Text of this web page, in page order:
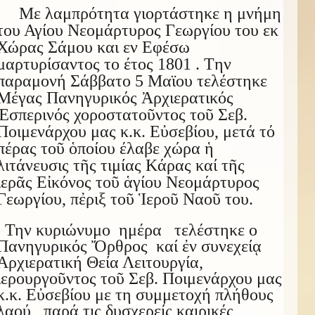
Με λαμπρότητα γιορτάστηκε η μνήμη
Αγίου Νεομάρτυρος Γεωργίου του εκ
Σάμου και εν Εφέσω
το έτος 1801 . Tην
Σάββατο 5 Μαϊου τελέστηκε
Πανηγυρικός Ἀρχιερατικός
χοροστατοῦντος τοῦ Σεβ.
μας κ.κ. Εὐσεβίου, μετά τό
τοῦ ὁποίου έλαβε χώρα ἡ
τῆς τιμίας Κάρας καί τῆς
Εἰκόνος τοῦ ἁγίου Νεομάρτυρος
πἐριξ τοῦ Ἱεροῦ Ναοῦ του.
κυριώνυμο ημέρα τελέστηκε ο
Ὄρθρος καί ἐν συνεχείᾳ
Θεία Λειτουργία,
τοῦ Σεβ. Ποιμενάρχου μας
Εὐσεβίου με τη συμμετοχή πλήθους
, παρά τις δυσχερείς καιρικές